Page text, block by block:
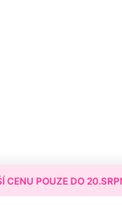
CENU POUZE DO